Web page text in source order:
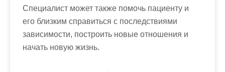
Специалист может также помочь пациенту и
его близким справиться с последствиями
зависимости, построить новые отношения и
начать новую жизнь.